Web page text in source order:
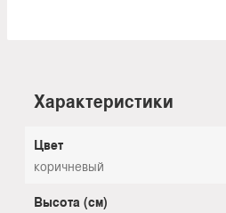
Характеристики
Цвет
коричневый
Высота (см)